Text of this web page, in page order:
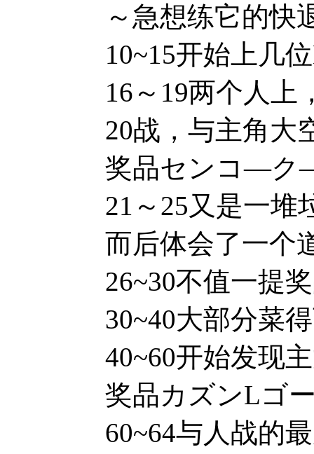
～急想练它的快
10~15开始上几
16～19两个人上
20战，与主角
奖品センコ—ク
21～25又是一堆
而后体会了一个
26~30不值一提
30~40大部分菜
40~60开始发现
奖品カズンLゴ
60~64与人战的